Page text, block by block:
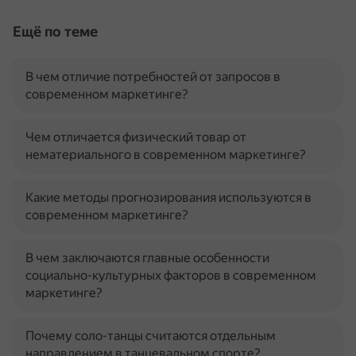
Ещё по теме
В чем отличие потребностей от запросов в
современном маркетинге?
Чем отличается физический товар от
нематериального в современном маркетинге?
Какие методы прогнозирования используются в
современном маркетинге?
В чем заключаются главные особенности
социально-культурных факторов в современном
маркетинге?
Почему соло-танцы считаются отдельным